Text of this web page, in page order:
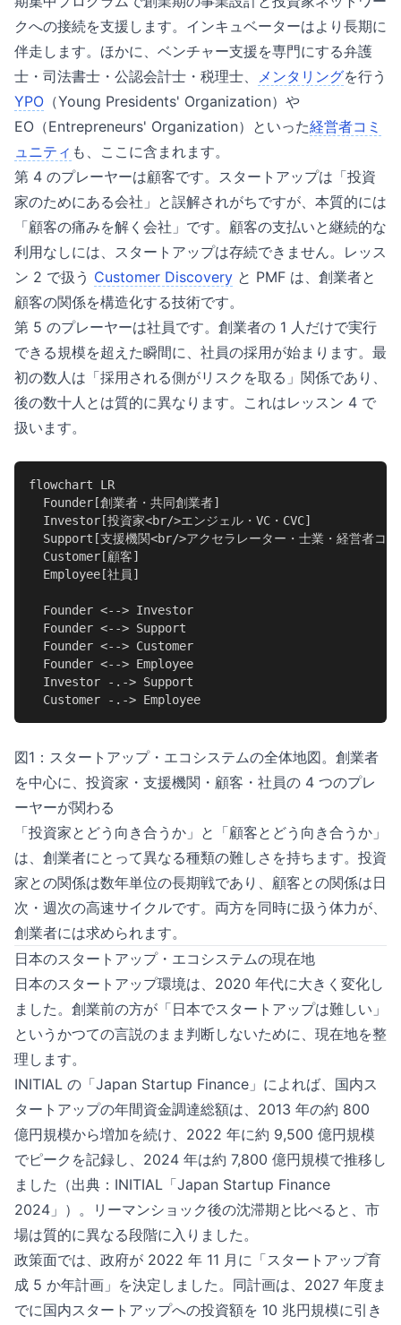
クへの接続を支援します。インキュベーターはより長期に
伴走します。ほかに、ベンチャー支援を専門にする弁護
士・司法書士・公認会計士・税理士、 メンタリングを行う
YPO （Young Presidents' Organization）や
EO（Entrepreneurs' Organization）といった経営者コミ
ュニティ も、ここに含まれます。
第 4 のプレーヤーは顧客です。スタートアップは「投資
家のためにある会社」と誤解されがちですが、本質的には
「顧客の痛みを解く会社」です。顧客の支払いと継続的な
利用なしには、スタートアップは存続できません。レッス
ン 2 で扱う Customer Discovery と PMF は、創業者と
顧客の関係を構造化する技術です。
第 5 のプレーヤーは社員です。創業者の 1 人だけで実行
できる規模を超えた瞬間に、社員の採用が始まります。最
初の数人は「採用される側がリスクを取る」関係であり、
後の数十人とは質的に異なります。これはレッスン 4 で
扱います。
flowchart LR
  Founder[創業者・共同創業者]
  Investor[投資家<br/>エンジェル・VC・CVC]
Support[支援機関<br/>アクセラレーター・士業・経営者コ
  Customer[顧客]
  Employee[社員]
  Founder <--> Investor
  Founder <--> Support
  Founder <--> Customer
  Founder <--> Employee
  Investor -.-> Support
  Customer -.-> Employee
図1：スタートアップ・エコシステムの全体地図。創業者
を中心に、投資家・支援機関・顧客・社員の 4 つのプレ
ーヤーが関わる
「投資家とどう向き合うか」と「顧客とどう向き合うか」
は、創業者にとって異なる種類の難しさを持ちます。投資
家との関係は数年単位の長期戦であり、顧客との関係は日
次・週次の高速サイクルです。両方を同時に扱う体力が、
創業者には求められます。
日本のスタートアップ・エコシステムの現在地
日本のスタートアップ環境は、2020 年代に大きく変化し
ました。創業前の方が「日本でスタートアップは難しい」
というかつての言説のまま判断しないために、現在地を整
理します。
INITIAL の「Japan Startup Finance」によれば、国内ス
タートアップの年間資金調達総額は、2013 年の約 800
億円規模から増加を続け、2022 年に約 9,500 億円規模
でピークを記録し、2024 年は約 7,800 億円規模で推移し
ました（出典： INITIAL「Japan Startup Finance
2024」 ）。リーマンショック後の沈滞期と比べると、市
場は質的に異なる段階に入りました。
政策面では、政府が 2022 年 11 月に「スタートアップ育
成 5 か年計画」を決定しました。同計画は、2027 年度ま
でに国内スタートアップへの投資額を 10 兆円規模に引き